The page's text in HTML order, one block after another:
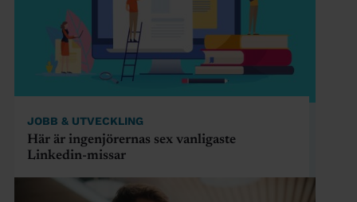
JOBB & UTVECKLING
Här är ingenjörernas sex vanligaste
Linkedin-missar